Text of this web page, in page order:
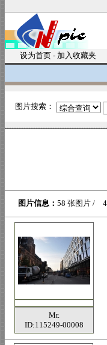
设为首页 - 加入收藏夹
图片搜索：
图片信息： 58 张图片 /
Mr.
ID:115249-00008